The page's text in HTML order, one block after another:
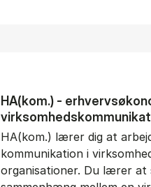
HA(kom.) -
HA(kom.) lærer dig at
kommunikation i
organisationer. Du lærer at